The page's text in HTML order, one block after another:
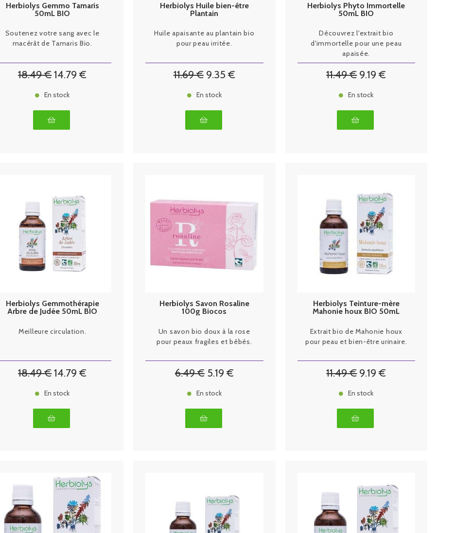
Herbiolys Gemmo Tamaris
50mL BIO
Soutenez votre sang avec le
macérât de Tamaris Bio.
18.49€14.79 €
En stock
Herbiolys Huile bien-être
Plantain
Huile apaisante au plantain bio
pour peau irritée.
11.69€ 9.35 €
En stock
Herbiolys Phyto Immortelle
50mL BIO
Découvrez l'extrait bio
d'immortelle pour une peau
apaisée.
11.49€ 9.19 €
En stock
Herbiolys Gemmothérapie
Arbre de Judée 50mL BIO
Meilleure circulation.
18.49€14.79 €
En stock
Herbiolys Savon Rosaline
100g Biocos
Un savon bio doux à la rose
pour peaux fragiles et bébés.
6.49€ 5.19 €
En stock
Herbiolys Teinture-mère
Mahonie houx BIO 50mL
Extrait bio de Mahonie houx
pour peau et bien-être urinaire.
11.49€ 9.19 €
En stock